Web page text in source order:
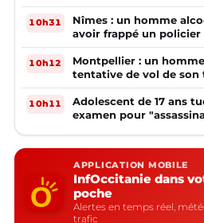
10h31
Nîmes : un homme
avoir frappé un policier
10h12
Montpellier : un
tentative de vol de son
10h11
Adolescent de 17 ans
examen pour
APPLICATION MOBILE
InfOccitanie dans
poche
Alertes en temps réel,
trafic